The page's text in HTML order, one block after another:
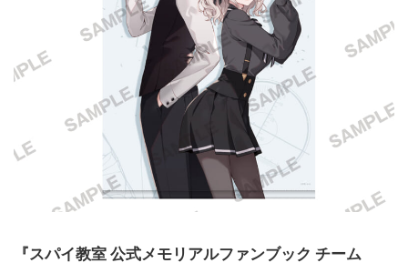
『スパイ教室 公式メモリアルファンブック チーム